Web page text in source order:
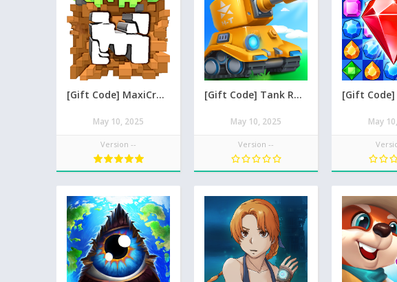
[Gift Code] MaxiCraft Adventure Time mới nhất 08/2026
May 10, 2025
Version --
[Gift Code] Tank Raid: Epic Tank War Games mới nhất 08/2026
May 10, 2025
Version --
May